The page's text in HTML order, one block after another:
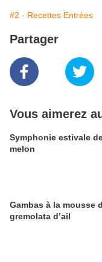
#2 - Recettes Entrées
Partager
Vous aimerez
Symphonie estivale de
melon
Gambas à la mousse d’avocat et
gremolata d’ail